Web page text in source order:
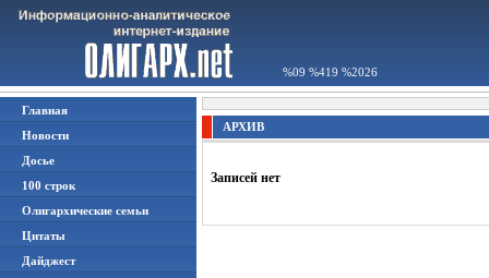
%09 %419 %2026
Главная
Новости
Досье
100 строк
Олигархические семьи
Цитаты
Дайджест
АРХИВ
Записей нет